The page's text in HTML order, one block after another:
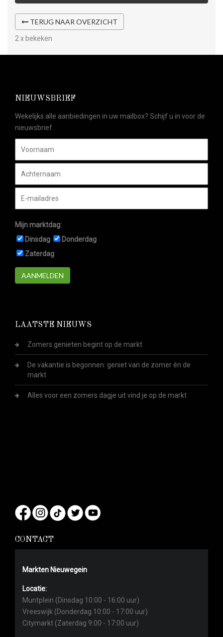
TERUG NAAR OVERZICHT
2 x bekeken
NIEUWSBRIEF
Wekelijks alle aanbiedingen in uw mailbox? Schijf u in voor de
nieuwsbrief.
Mijn marktdag:
Dinsdag
Donderdag
Zaterdag
AANMELDEN
LAATSTE NIEUWS
Zomers genieten begint op de markt
De vakantie is begonnen: geniet van de zomer én de
markt
Alles voor een zomers dagje uit vind je op de markt
CONTACT
Markten Nieuwegein
Locatie:
Muntplein (Dinsdag 10:00 - 16:00 uur)
Vreeswijk (Donderdag 10:00 - 17:00 uur)
Citymarkt (Zaterdag 9:00 - 17:00 uur)